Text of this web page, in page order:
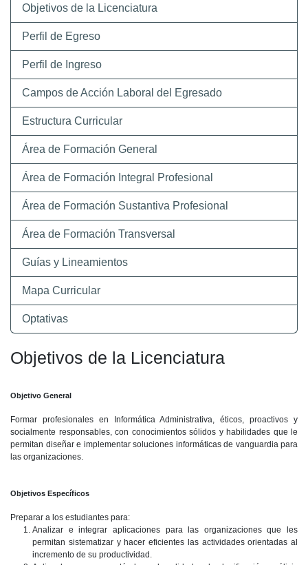
Objetivos de la Licenciatura
Perfil de Egreso
Perfil de Ingreso
Campos de Acción Laboral del Egresado
Estructura Curricular
Área de Formación General
Área de Formación Integral Profesional
Área de Formación Sustantiva Profesional
Área de Formación Transversal
Guías y Lineamientos
Mapa Curricular
Optativas
Objetivos de la Licenciatura
Objetivo General
Formar profesionales en Informática Administrativa, éticos, proactivos y
socialmente responsables, con conocimientos sólidos y habilidades que le
permitan diseñar e implementar soluciones informáticas de vanguardia para
las organizaciones.
Objetivos Específicos
Preparar a los estudiantes para:
Analizar e integrar aplicaciones para las organizaciones que les
permitan sistematizar y hacer eficientes las actividades orientadas al
incremento de su productividad.